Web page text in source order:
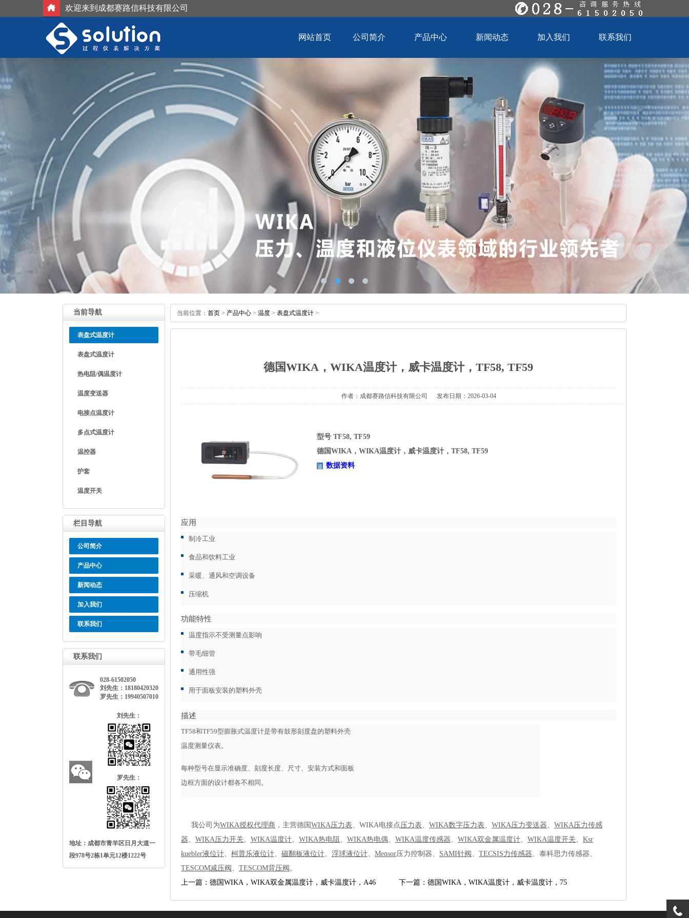
欢迎来到成都赛路信科技有限公司
网站首页 公司简介 产品中心 新闻动态 加入我们 联系我们
当前导航
表盘式温度计
表盘式温度计
热电阻/偶温度计
温度变送器
电接点温度计
多点式温度计
温控器
护套
温度开关
栏目导航
公司简介
产品中心
新闻动态
加入我们
联系我们
联系我们
028-61502050
刘先生：18180420320
罗先生：19940507010
刘先生：
罗先生：
地址：成都市青羊区日月大道一
段978号2栋1单元12楼1222号
当前位置： 首页 > 产品中心 > 温度 > 表盘式温度计 >
德国WIKA，WIKA温度计，威卡温度计，TF58,TF59
作者：成都赛路信科技有限公司发布日期：2026-03-04
型号TF58,TF59
德国WIKA，WIKA温度计，威卡温度计，TF58,TF59
数据资料
应用
制冷工业
食品和饮料工业
采暖、通风和空调设备
压缩机
功能特性
温度指示不受测量点影响
带毛细管
通用性强
用于面板安装的塑料外壳
描述
TF58和TF59型膨胀式温度计是带有鼓形刻度盘的塑料外壳
温度测量仪表。
每种型号在显示准确度、刻度长度、尺寸、安装方式和面板
边框方面的设计都各不相同。
我公司为WIKA授权代理商 ，主营德国 WIKA压力表、WIKA电接点压力表、 WIKA数字压力表、 WIKA压力变送器、 WIKA压力传感
器、 WIKA压力开关、 WIKA温度计、 WIKA热电阻 、 WIKA热电偶、 WIKA温度传感器、 WIKA双金属温度计、 WIKA温度开关、 Ksr
kuebler液位计、 柯普乐液位计、 磁翻板液位计、 浮球液位计、 Mensor压力控制器、 SAMI针阀 、 TECSIS力传感器、泰科思力传感器、
TESCOM减压阀 、 TESCOM背压阀 。
上一篇：德国WIKA，WIKA双金属温度计，威卡温度计，A46
下一篇：德国WIKA，WIKA温度计，威卡温度计，75